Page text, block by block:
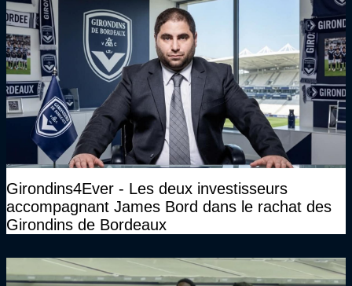
Girondins4Ever - Les deux investisseurs
accompagnant James Bord dans le rachat des
Girondins de Bordeaux